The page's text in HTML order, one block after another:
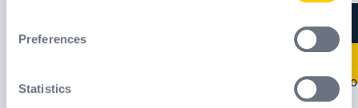
Collect information about your geographical
meters
Identify your device by actively scanning it for
Preferences
Statistics